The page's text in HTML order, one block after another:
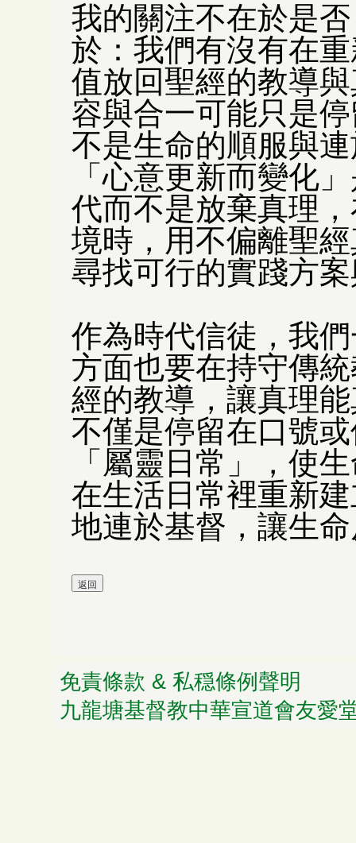
我的關注不在於是
於：我們有沒有在
值放回聖經的教導
容與合一可能只是
不是生命的順服與
「心意更新而變化
代而不是放棄真理
境時，用不偏離聖
尋找可行的實踐方
作為時代信徒，我
方面也要在持守傳
經的教導，讓真理
不僅是停留在口號
「屬靈日常」，使
在生活日常裡重新
地連於基督，讓生
免責條款 & 私穏條例聲明
九龍塘基督教中華宣道會友愛